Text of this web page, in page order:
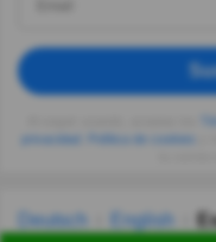
Deutsch English